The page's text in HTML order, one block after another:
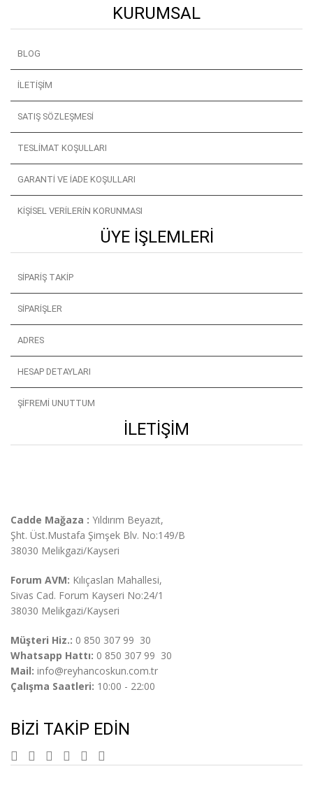
KURUMSAL
BLOG
İLETIŞIM
SATIŞ SÖZLEŞMESI
TESLIMAT KOŞULLARI
GARANTI VE İADE KOŞULLARI
KIŞISEL VERILERIN KORUNMASI
ÜYE İŞLEMLERI
SIPARIŞ TAKIP
SIPARIŞLER
ADRES
HESAP DETAYLARI
ŞIFREMI UNUTTUM
İLETIŞIM
Cadde Mağaza : Yıldırım Beyazıt,
Şht. Üst.Mustafa Şimşek Blv. No:149/B
38030 Melikgazi/Kayseri
Forum AVM: Kılıçaslan Mahallesi,
Sivas Cad. Forum Kayseri No:24/1
38030 Melikgazi/Kayseri
Müşteri Hiz.: 0 850 307 99 30
Whatsapp Hattı: 0 850 307 99 30
Mail: info@reyhancoskun.com.tr
Çalışma Saatleri: 10:00 - 22:00
BIZI TAKIP EDIN